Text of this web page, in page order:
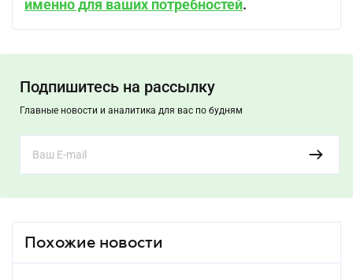
именно для ваших потребностей.
Подпишитесь на рассылку
Главные новости и аналитика для вас по будням
Похожие новости